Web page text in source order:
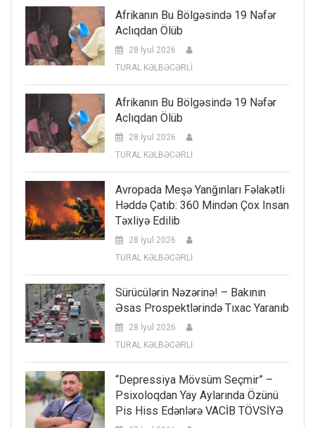
Afrikanın Bu Bölgəsində 19 Nəfər
Aclıqdan Ölüb
28 İyul 2026
TURAL KƏLBƏCƏRLİ
Afrikanın Bu Bölgəsində 19 Nəfər
Aclıqdan Ölüb
28 İyul 2026
TURAL KƏLBƏCƏRLİ
Avropada Meşə Yanğınları Fəlakətli
Həddə Çatıb: 360 Mindən Çox Insan
Təxliyə Edilib
28 İyul 2026
TURAL KƏLBƏCƏRLİ
Sürücülərin Nəzərinə! – Bakının
Əsas Prospektlərində Tıxac Yaranıb
28 İyul 2026
TURAL KƏLBƏCƏRLİ
“Depressiya Mövsüm Seçmir” –
Psixoloqdan Yay Aylarında Özünü
Pis Hiss Edənlərə VACİB TÖVSİYƏ